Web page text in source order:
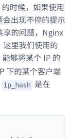
时候，如果使用
出现不停的提示
享的问题，Nginx
里我们使用的
能够将某个 IP 的
下的某个客户端
ip_hash 是在